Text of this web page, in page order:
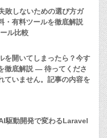
敗しないための選び方ガ
・有料ツールを徹底解説
ル比較
を開いてしまったら？今す
徹底解説 — 待ってくださ
ていません。記事の内容を
駆動開発で変わるLaravel